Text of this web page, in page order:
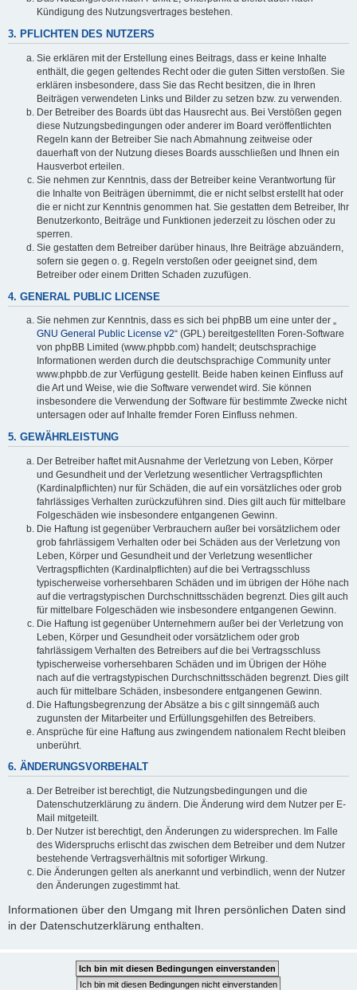
Kündigung des Nutzungsvertrages bestehen.
3. PFLICHTEN DES NUTZERS
Sie erklären mit der Erstellung eines Beitrags, dass er keine Inhalte
enthält, die gegen geltendes Recht oder die guten Sitten verstoßen. Sie
erklären insbesondere, dass Sie das Recht besitzen, die in Ihren
Beiträgen verwendeten Links und Bilder zu setzen bzw. zu verwenden.
Der Betreiber des Boards übt das Hausrecht aus. Bei Verstößen gegen
diese Nutzungsbedingungen oder anderer im Board veröffentlichten
Regeln kann der Betreiber Sie nach Abmahnung zeitweise oder
dauerhaft von der Nutzung dieses Boards ausschließen und Ihnen ein
Hausverbot erteilen.
Sie nehmen zur Kenntnis, dass der Betreiber keine Verantwortung für
die Inhalte von Beiträgen übernimmt, die er nicht selbst erstellt hat oder
die er nicht zur Kenntnis genommen hat. Sie gestatten dem Betreiber, Ihr
Benutzerkonto, Beiträge und Funktionen jederzeit zu löschen oder zu
sperren.
Sie gestatten dem Betreiber darüber hinaus, Ihre Beiträge abzuändern,
sofern sie gegen o. g. Regeln verstoßen oder geeignet sind, dem
Betreiber oder einem Dritten Schaden zuzufügen.
4. GENERAL PUBLIC LICENSE
Sie nehmen zur Kenntnis, dass es sich bei phpBB um eine unter der „
GNU General Public License v2“ (GPL) bereitgestellten Foren-Software
von phpBB Limited (www.phpbb.com) handelt; deutschsprachige
Informationen werden durch die deutschsprachige Community unter
www.phpbb.de zur Verfügung gestellt. Beide haben keinen Einfluss auf
die Art und Weise, wie die Software verwendet wird. Sie können
insbesondere die Verwendung der Software für bestimmte Zwecke nicht
untersagen oder auf Inhalte fremder Foren Einfluss nehmen.
5. GEWÄHRLEISTUNG
Der Betreiber haftet mit Ausnahme der Verletzung von Leben, Körper
und Gesundheit und der Verletzung wesentlicher Vertragspflichten
(Kardinalpflichten) nur für Schäden, die auf ein vorsätzliches oder grob
fahrlässiges Verhalten zurückzuführen sind. Dies gilt auch für mittelbare
Folgeschäden wie insbesondere entgangenen Gewinn.
Die Haftung ist gegenüber Verbrauchern außer bei vorsätzlichem oder
grob fahrlässigem Verhalten oder bei Schäden aus der Verletzung von
Leben, Körper und Gesundheit und der Verletzung wesentlicher
Vertragspflichten (Kardinalpflichten) auf die bei Vertragsschluss
typischerweise vorhersehbaren Schäden und im übrigen der Höhe nach
auf die vertragstypischen Durchschnittsschäden begrenzt. Dies gilt auch
für mittelbare Folgeschäden wie insbesondere entgangenen Gewinn.
Die Haftung ist gegenüber Unternehmern außer bei der Verletzung von
Leben, Körper und Gesundheit oder vorsätzlichem oder grob
fahrlässigem Verhalten des Betreibers auf die bei Vertragsschluss
typischerweise vorhersehbaren Schäden und im Übrigen der Höhe
nach auf die vertragstypischen Durchschnittsschäden begrenzt. Dies gilt
auch für mittelbare Schäden, insbesondere entgangenen Gewinn.
Die Haftungsbegrenzung der Absätze a bis c gilt sinngemäß auch
zugunsten der Mitarbeiter und Erfüllungsgehilfen des Betreibers.
Ansprüche für eine Haftung aus zwingendem nationalem Recht bleiben
unberührt.
6. ÄNDERUNGSVORBEHALT
Der Betreiber ist berechtigt, die Nutzungsbedingungen und die
Datenschutzerklärung zu ändern. Die Änderung wird dem Nutzer per E-
Mail mitgeteilt.
Der Nutzer ist berechtigt, den Änderungen zu widersprechen. Im Falle
des Widerspruchs erlischt das zwischen dem Betreiber und dem Nutzer
bestehende Vertragsverhältnis mit sofortiger Wirkung.
Die Änderungen gelten als anerkannt und verbindlich, wenn der Nutzer
den Änderungen zugestimmt hat.
Informationen über den Umgang mit Ihren persönlichen Daten sind
in der Datenschutzerklärung enthalten.